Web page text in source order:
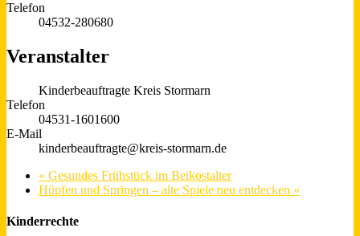
Telefon
04532-280680
Veranstalter
Kinderbeauftragte Kreis Stormarn
Telefon
04531-1601600
E-Mail
kinderbeauftragte@kreis-stormarn.de
« Gesundes Frühstück im Beikostalter
Hüpfen und Springen – alte Spiele neu entdecken »
Kinderrechte